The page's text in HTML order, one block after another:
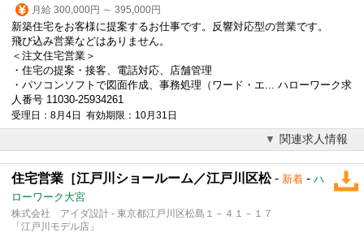
月給 300,000円 ～ 395,000円
新築住宅をお客様に提案するお仕事です。反響対応型の営業です。
飛び込み営業などはありません。
＜注文住宅営業 ＞
・住宅の提案・接客、電話対応、店舗管理
・パソコンソフトで図面作成、事務処理（ワード・エ... ハローワーク求
人番号 11030-25934261
受理日：8月4日 有効期限：10月31日
関連求人情報
住宅営業［江戸川ショールーム／江戸川区松- 新着 - ハ
ローワーク大宮
株式会社 アイダ設計 - 東京都江戸川区松島１－４１－１７
「江戸川モデル店」